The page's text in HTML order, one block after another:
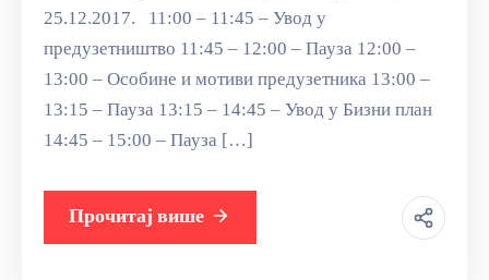
25.12.2017. 11:00 – 11:45 – Увод у
предузетништво 11:45 – 12:00 – Пауза 12:00 –
13:00 – Особине и мотиви предузетника 13:00 –
13:15 – Пауза 13:15 – 14:45 – Увод у Бизни план
14:45 – 15:00 – Пауза […]
Прочитај више